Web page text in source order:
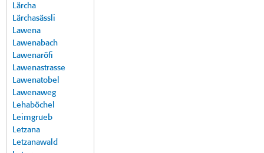
Lärcha
Lärchasässli
Lawena
Lawenabach
Lawenaröfi
Lawenastrasse
Lawenatobel
Lawenaweg
Lehaböchel
Leimgrueb
Letzana
Letzanawald